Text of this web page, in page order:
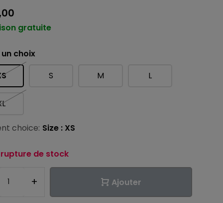
gratuite
choix
S M L
choice: Size : XS
rupture de stock
+ Ajouter